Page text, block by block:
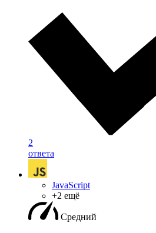
2
ответа
JavaScript
+2 ещё
Средний